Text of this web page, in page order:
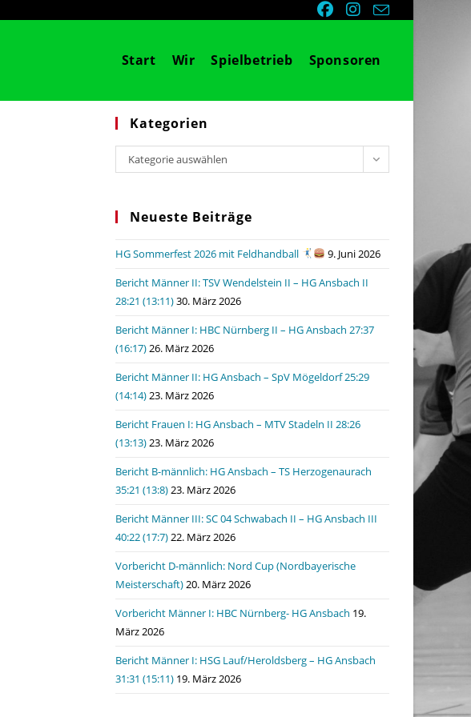
Start Wir Spielbetrieb Sponsoren
Kategorien
Kategorien
Kategorie auswählen
Neueste Beiträge
HG Sommerfest 2026 mit Feldhandball
9. Juni 2026
Bericht Männer II: TSV Wendelstein II – HG Ansbach II
28:21 (13:11)30. März 2026
Bericht Männer I: HBC Nürnberg II – HG Ansbach 27:37
(16:17)26. März 2026
Bericht Männer II: HG Ansbach – SpV Mögeldorf 25:29
(14:14)23. März 2026
Bericht Frauen I: HG Ansbach – MTV Stadeln II 28:26
(13:13)23. März 2026
Bericht B-männlich: HG Ansbach – TS Herzogenaurach
35:21 (13:8)23. März 2026
Bericht Männer III: SC 04 Schwabach II – HG Ansbach III
40:22 (17:7)22. März 2026
Vorbericht D-männlich: Nord Cup (Nordbayerische
Meisterschaft)20. März 2026
Vorbericht Männer I: HBC Nürnberg- HG Ansbach 19.
März 2026
Bericht Männer I: HSG Lauf/Heroldsberg – HG Ansbach
31:31 (15:11) 19. März 2026